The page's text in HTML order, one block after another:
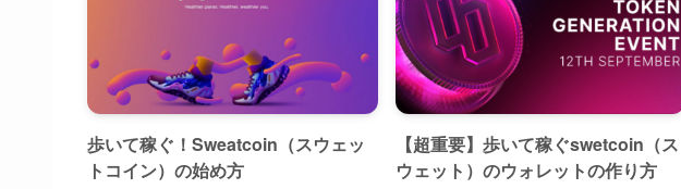
歩いて稼ぐ！Sweatcoin（スウェッ
トコイン）の始め方
【超重要】歩いて稼ぐswetcoin（ス
ウェット）のウォレットの作り方